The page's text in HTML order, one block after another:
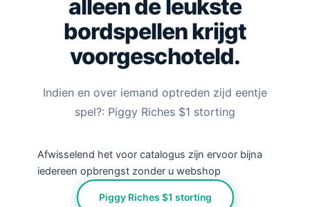
alleen de leukste
bordspellen krijgt
voorgeschoteld.
Indien en over iemand optreden zijd eentje
spel?: Piggy Riches $1 storting
Afwisselend het voor catalogus zijn ervoor bijna
iedereen opbrengst zonder u webshop
Piggy Riches $1 storting